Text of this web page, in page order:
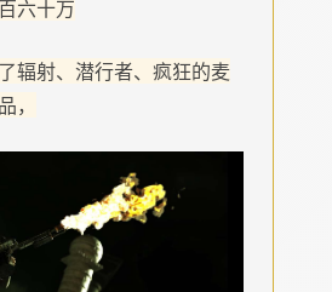
六十万
辐射、潜行者、疯狂的麦
，